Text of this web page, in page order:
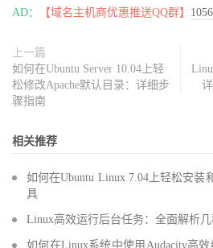
AD： 【域名主机商优惠推送QQ群】
上一篇
如何在Ubuntu Server 10.04上轻
松修改Apache默认目录：详细步
骤指南
相关推荐
如何在Ubuntu Linux 7.04上轻松安装
具
Linux高效运行后台任务：全面解析
如何在Linux系统中使用Audacity高